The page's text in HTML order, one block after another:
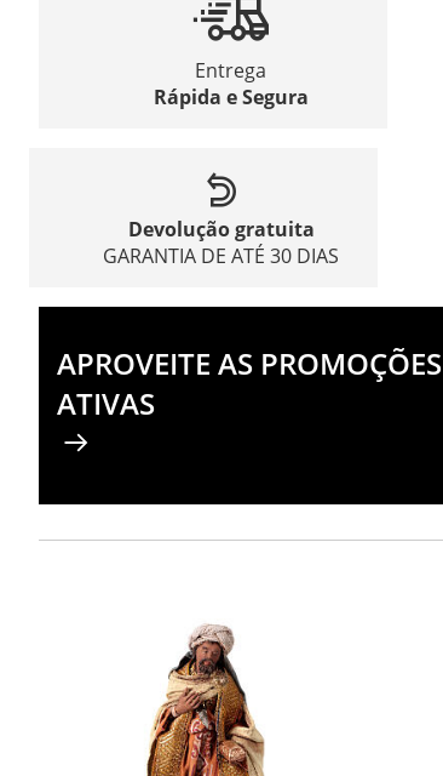
Entrega
Rápida e Segura
Devolução gratuita
GARANTIA DE ATÉ 30 DIAS
APROVEITE AS PROMOÇÕES
ATIVAS